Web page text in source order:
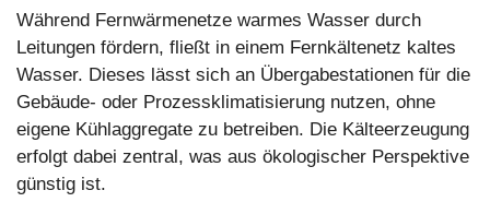
Während Fernwärmenetze warmes Wasser durch
Leitungen fördern, fließt in einem Fernkältenetz kaltes
Wasser. Dieses lässt sich an Übergabestationen für die
Gebäude- oder Prozessklimatisierung nutzen, ohne
eigene Kühlaggregate zu betreiben. Die Kälteerzeugung
erfolgt dabei zentral, was aus ökologischer Perspektive
günstig ist.